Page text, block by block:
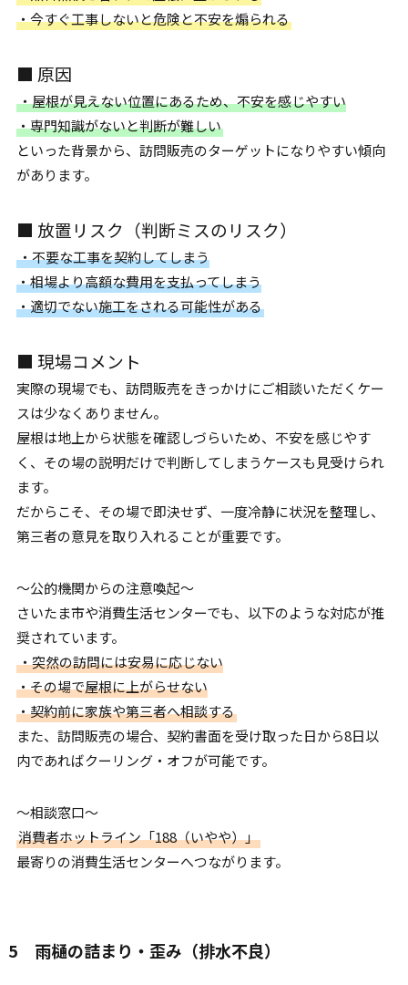
・今すぐ工事しないと危険と不安を煽られる
■ 原因
・屋根が見えない位置にあるため、不安を感じやすい
・専門知識がないと判断が難しい
といった背景から、訪問販売のターゲットになりやすい傾向
があります。
■ 放置リスク（判断ミスのリスク）
・不要な工事を契約してしまう
・相場より高額な費用を支払ってしまう
・適切でない施工をされる可能性がある
■ 現場コメント
実際の現場でも、訪問販売をきっかけにご相談いただくケー
スは少なくありません。
屋根は地上から状態を確認しづらいため、不安を感じやす
く、その場の説明だけで判断してしまうケースも見受けられ
ます。
だからこそ、その場で即決せず、一度冷静に状況を整理し、
第三者の意見を取り入れることが重要です。
〜公的機関からの注意喚起〜
さいたま市や消費生活センターでも、以下のような対応が推
奨されています。
・突然の訪問には安易に応じない
・その場で屋根に上がらせない
・契約前に家族や第三者へ相談する
また、訪問販売の場合、契約書面を受け取った日から8日以
内であればクーリング・オフが可能です。
〜相談窓口〜
消費者ホットライン「188（いやや）」
最寄りの消費生活センターへつながります。
5 雨樋の詰まり・歪み（排水不良）